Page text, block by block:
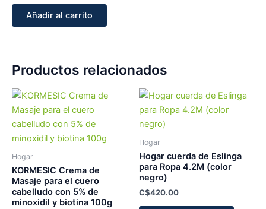
Añadir al carrito
Productos relacionados
Hogar
KORMESIC Crema de
Masaje para el cuero
cabelludo con 5% de
minoxidil y biotina 100g
Hogar
Hogar cuerda de Eslinga
para Ropa 4.2M (color
negro)
C$420.00